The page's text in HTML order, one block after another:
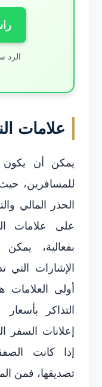
الرد
علامات
يمكن أن يكون
للمسافرين،
الحذر المالي
على علامات
بفعالية،
الإشارات
أولى العلامات
التذاكر
إعلانات السفر
إذا كانت
تصديقها، فمن